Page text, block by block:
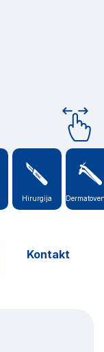
Hirurgija
Kontakt